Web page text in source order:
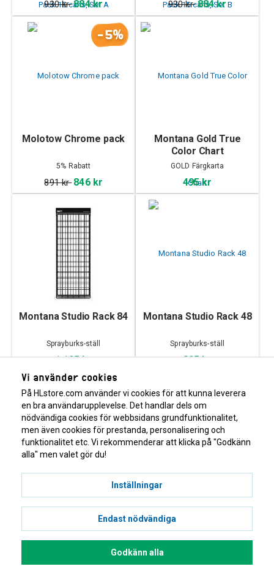
930 kr884 kr 930 kr884 kr
-5%
Molotow Chrome pack
5% Rabatt
891 kr 846 kr
Montana Gold True
Color Chart
GOLD Färgkarta
495 kr
Montana Studio Rack 84
Sprayburks-ställ
1 195 kr
Montana Studio Rack 48
Sprayburks-ställ
895 kr
Montana Studio Rack 24
Sprayburks-ställ
525 kr
Krink Mini Sprayer
Tryckspruta, 2 liter
375 kr
Vi använder cookies
På HLstore.com använder vi cookies för att kunna leverera
en bra användarupplevelse. Det handlar dels om
nödvändiga cookies för webbsidans grundfunktionalitet,
men även cookies för prestanda, personalisering och
funktionalitet etc. Vi rekommenderar att klicka på "Godkänn
alla" men valet gör du!
Inställningar
Endast nödvändiga
Godkänn alla